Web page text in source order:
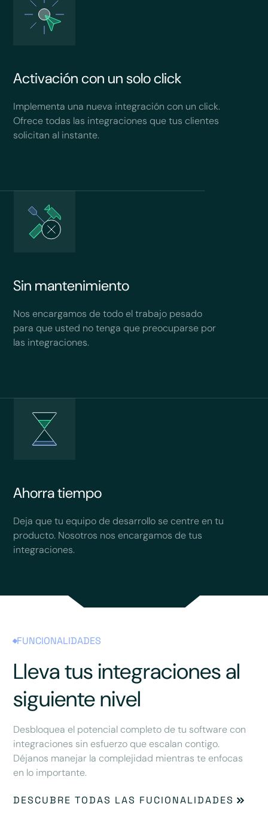
Activación con un solo click
Implementa una nueva integración con un click.
Ofrece todas las integraciones que tus clientes
solicitan al instante.
Sin mantenimiento
Nos encargamos de todo el trabajo pesado
para que usted no tenga que preocuparse por
las integraciones.
Ahorra tiempo
Deja que tu equipo de desarrollo se centre en tu
producto. Nosotros nos encargamos de tus
integraciones.
FUNCIONALIDADES
Lleva tus integraciones al
siguiente nivel
Desbloquea el potencial completo de tu software con
integraciones sin esfuerzo que escalan contigo.
Déjanos manejar la complejidad mientras te enfocas
en lo importante.
DESCUBRE TODAS LAS FUCIONALIDADES